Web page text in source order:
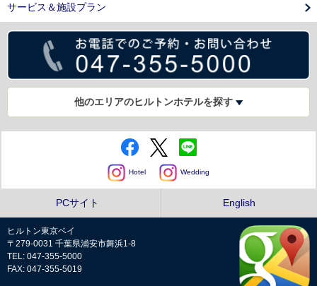
サービス＆施設プラン
他のエリアのヒルトンホテルを探す
Hotel Wedding
PCサイト English
ヒルトン東京ベイ
〒279-0031 千葉県浦安市舞浜1-8
TEL: 047-355-5000
FAX: 047-355-5019